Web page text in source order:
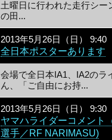
土曜日に行われた走行シー
の田...
2013年5月26日（日） 9:40
全日本ポスターあります
会場で全日本IA1、IA2のラ
ん、「ご自由にお持...
2013年5月26日（日） 9:30
ヤマハライダーコメント
選手／RF NARIMASU)